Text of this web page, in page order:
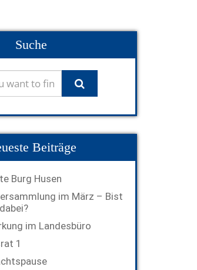
Suche
Beiträge
Burg Husen
im März – Bist
im Landesbüro
1